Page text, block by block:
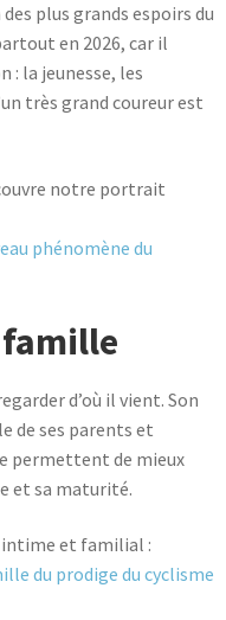
plus grands espoirs du
en 2026, car il
la jeunesse, les
très grand coureur est
notre portrait
phénomène du
famille
d’où il vient. Son
de ses parents et
permettent de mieux
et sa maturité.
intime et familial :
du prodige du cyclisme